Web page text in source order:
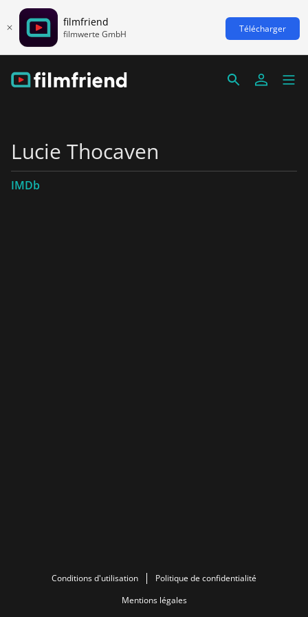
filmfriend
filmwerte GmbH Télécharger
Lucie Thocaven
IMDb
Conditions d'utilisation
Politique de confidentialité
Mentions légales